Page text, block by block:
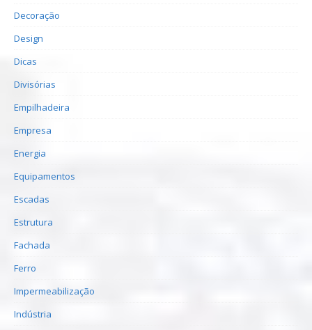
Decoração
Design
Dicas
Divisórias
Empilhadeira
Empresa
Energia
Equipamentos
Escadas
Estrutura
Fachada
Ferro
Impermeabilização
Indústria